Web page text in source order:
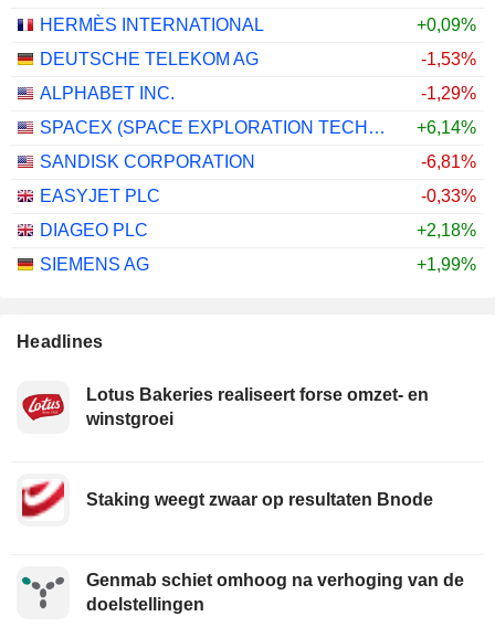
HERMÈS INTERNATIONAL
+0,09%
DEUTSCHE TELEKOM AG
-1,53%
ALPHABET INC.
-1,29%
SPACEX (SPACE EXPLORATION TECHNOLOGIES)
+6,14%
SANDISK CORPORATION
-6,81%
EASYJET PLC
-0,33%
DIAGEO PLC
+2,18%
SIEMENS AG
+1,99%
Headlines
Lotus Bakeries realiseert forse omzet- en
winstgroei
Staking weegt zwaar op resultaten Bnode
Genmab schiet omhoog na verhoging van de
doelstellingen